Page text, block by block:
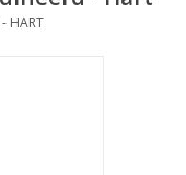
- HART